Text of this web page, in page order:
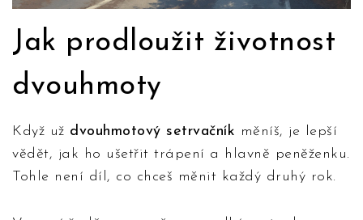
Jak prodloužit životnost
dvouhmoty
Když už dvouhmotový setrvačník měníš, je lepší
vědět, jak ho ušetřit trápení a hlavně peněženku.
Tohle není díl, co chceš měnit každý druhý rok.